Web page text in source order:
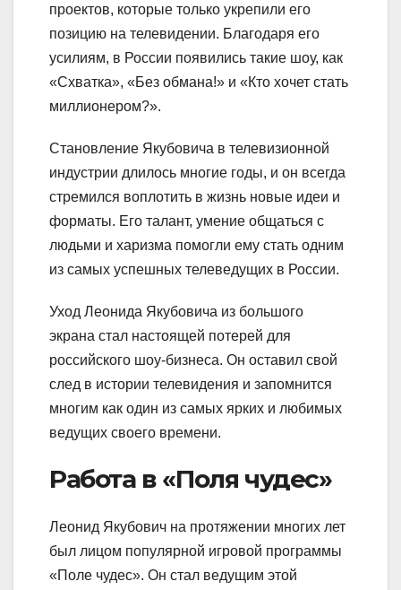
проектов, которые только укрепили его
позицию на телевидении. Благодаря его
усилиям, в России появились такие шоу, как
«Схватка», «Без обмана!» и «Кто хочет стать
миллионером?».
Становление Якубовича в телевизионной
индустрии длилось многие годы, и он всегда
стремился воплотить в жизнь новые идеи и
форматы. Его талант, умение общаться с
людьми и харизма помогли ему стать одним
из самых успешных телеведущих в России.
Уход Леонида Якубовича из большого
экрана стал настоящей потерей для
российского шоу-бизнеса. Он оставил свой
след в истории телевидения и запомнится
многим как один из самых ярких и любимых
ведущих своего времени.
Работа в «Поля чудес»
Леонид Якубович на протяжении многих лет
был лицом популярной игровой программы
«Поле чудес». Он стал ведущим этой